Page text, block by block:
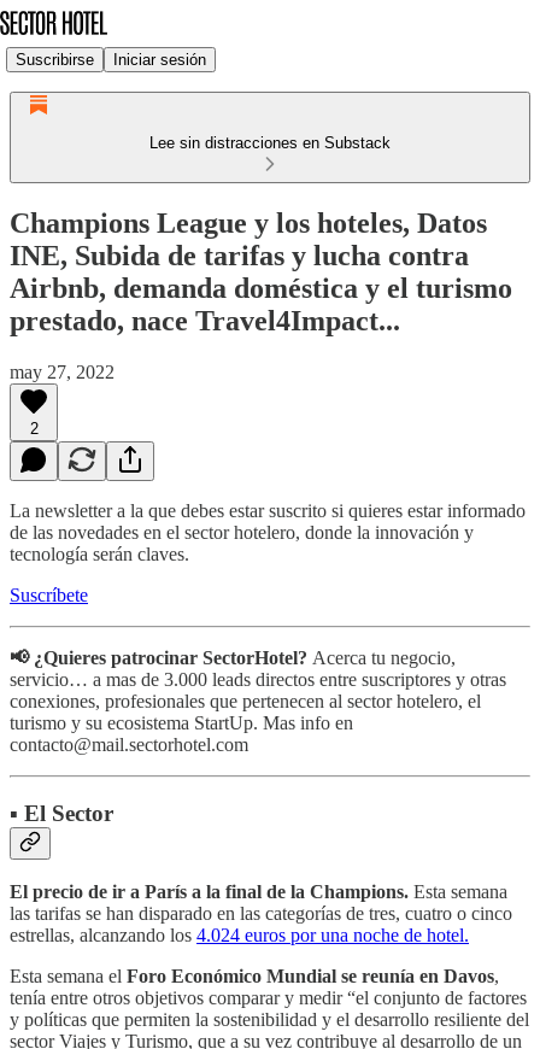
Suscribirse Iniciar sesión
Lee sin distracciones en Substack
Champions League y los hoteles, Datos
INE, Subida de tarifas y lucha contra
Airbnb, demanda doméstica y el turismo
prestado, nace Travel4Impact...
may 27, 2022
2
La newsletter a la que debes estar suscrito si quieres estar informado
de las novedades en el sector hotelero, donde la innovación y
tecnología serán claves.
Suscríbete
📢 ¿Quieres patrocinar SectorHotel? Acerca tu negocio,
servicio… a mas de 3.000 leads directos entre suscriptores y otras
conexiones, profesionales que pertenecen al sector hotelero, el
turismo y su ecosistema StartUp. Mas info en
contacto@mail.sectorhotel.com
▪️ El Sector
El precio de ir a París a la final de la Champions. Esta semana
las tarifas se han disparado en las categorías de tres, cuatro o cinco
estrellas, alcanzando los 4.024 euros por una noche de hotel.
Esta semana el Foro Económico Mundial se reunía en Davos,
tenía entre otros objetivos comparar y medir “el conjunto de factores
y políticas que permiten la sostenibilidad y el desarrollo resiliente del
sector Viajes y Turismo, que a su vez contribuye al desarrollo de un